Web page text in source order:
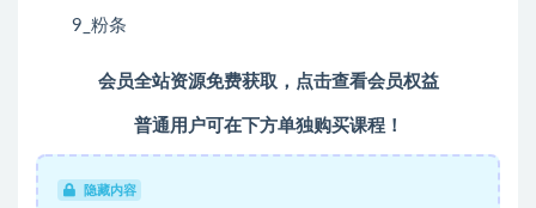
9_粉条
会员全站资源免费获取，点击查看会员权益
普通用户可在下方单独购买课程！
隐藏内容